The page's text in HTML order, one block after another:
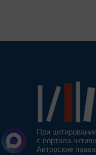
При
с портала
Авторские